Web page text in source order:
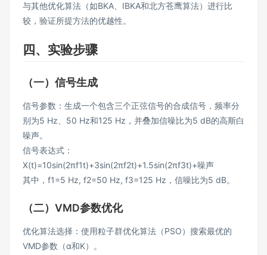
与其他优化算法（如BKA、IBKA和北方苍鹰算法）进行比
较，验证所提方法的优越性。
四、实验步骤
（一）信号生成
信号参数：生成一个包含三个正弦信号的合成信号，频率分
别为5 Hz、50 Hz和125 Hz，并叠加信噪比为5 dB的高斯白
噪声。
信号表达式：
X(t)=10sin(2πf1​t)+3sin(2πf2​t)+1.5sin(2πf3​t)+噪声
其中，f1​=5 Hz, f2​=50 Hz, f3​=125 Hz，信噪比为5 dB。
（二）VMD参数优化
优化算法选择：使用粒子群优化算法（PSO）搜索最优的
VMD参数（α和K）。